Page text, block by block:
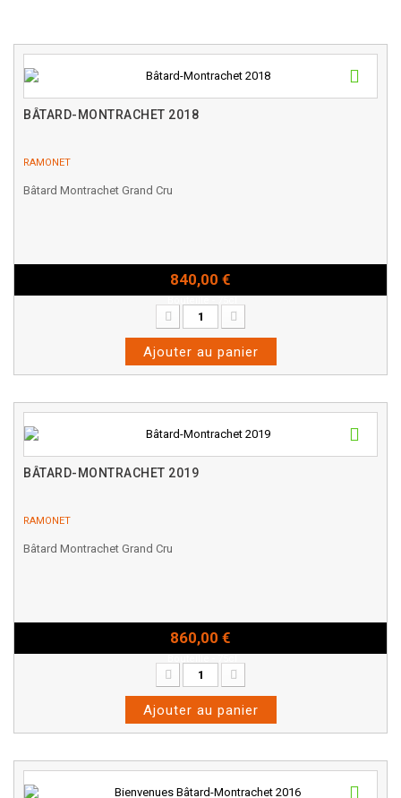
BÂTARD-MONTRACHET 2018
RAMONET
Bâtard Montrachet Grand Cru
840,00 €
Ajouter au panier
BÂTARD-MONTRACHET 2019
RAMONET
Bâtard Montrachet Grand Cru
860,00 €
Ajouter au panier